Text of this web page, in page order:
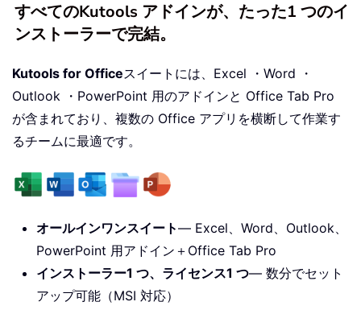
すべてのKutools アドインが、たった1 つのイ
ンストーラーで完結。
Kutools for Officeスイートには、Excel ・Word ・
Outlook ・PowerPoint 用のアドインと Office Tab Pro
が含まれており、複数の Office アプリを横断して作業す
るチームに最適です。
オールインワンスイート— Excel、Word、Outlook、
PowerPoint 用アドイン＋Office Tab Pro
インストーラー1 つ、ライセンス1 つ— 数分でセット
アップ可能（MSI 対応）